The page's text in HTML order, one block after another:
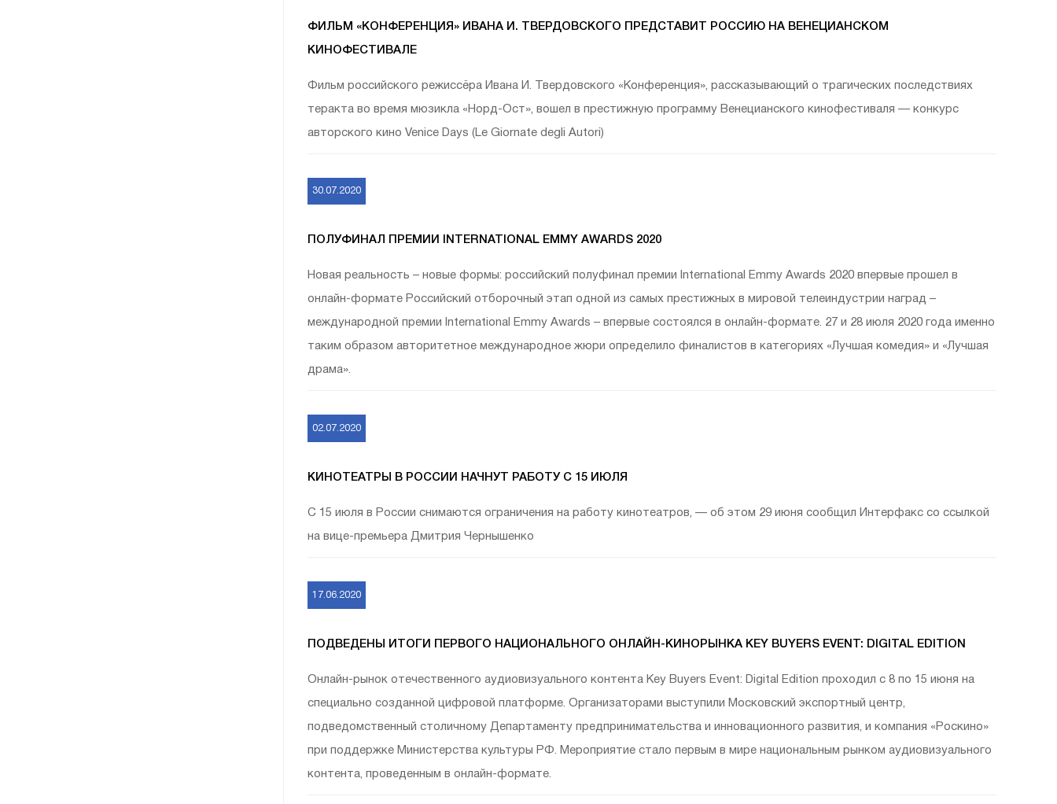
ФИЛЬМ «КОНФЕРЕНЦИЯ» ИВАНА И. ТВЕРДОВСКОГО ПРЕДСТАВИТ РОССИЮ НА ВЕНЕЦИАНСКОМ
КИНОФЕСТИВАЛЕ
Фильм российского режиссёра Ивана И. Твердовского «Конференция», рассказывающий о трагических последствиях
теракта во время мюзикла «Норд-Ост», вошел в престижную программу Венецианского кинофестиваля — конкурс
авторского кино Venice Days (Le Giornate degli Autori)
30.07.2020
ПОЛУФИНАЛ ПРЕМИИ INTERNATIONAL EMMY AWARDS 2020
Новая реальность – новые формы: российский полуфинал премии International Emmy Awards 2020 впервые прошел в
онлайн-формате Российский отборочный этап одной из самых престижных в мировой телеиндустрии наград –
международной премии International Emmy Awards – впервые состоялся в онлайн-формате. 27 и 28 июля 2020 года именно
таким образом авторитетное международное жюри определило финалистов в категориях «Лучшая комедия» и «Лучшая
драма».
02.07.2020
КИНОТЕАТРЫ В РОССИИ НАЧНУТ РАБОТУ С 15 ИЮЛЯ
С 15 июля в России снимаются ограничения на работу кинотеатров, — об этом 29 июня сообщил Интерфакс со ссылкой
на вице-премьера Дмитрия Чернышенко
17.06.2020
ПОДВЕДЕНЫ ИТОГИ ПЕРВОГО НАЦИОНАЛЬНОГО ОНЛАЙН-КИНОРЫНКА KEY BUYERS EVENT: DIGITAL EDITION
Онлайн-рынок отечественного аудиовизуального контента Key Buyers Event: Digital Edition проходил с 8 по 15 июня на
специально созданной цифровой платформе. Организаторами выступили Московский экспортный центр,
подведомственный столичному Департаменту предпринимательства и инновационного развития, и компания «Роскино»
при поддержке Министерства культуры РФ. Мероприятие стало первым в мире национальным рынком аудиовизуального
контента, проведенным в онлайн-формате.